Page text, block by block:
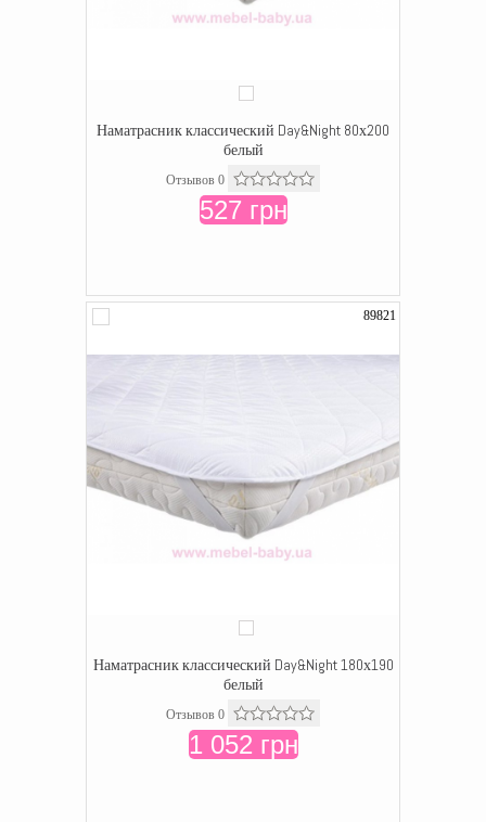
Наматрасник классический Day&Night 80х200
белый
Отзывов 0
527 грн
89821
Наматрасник классический Day&Night 180х190
белый
Отзывов 0
1 052 грн